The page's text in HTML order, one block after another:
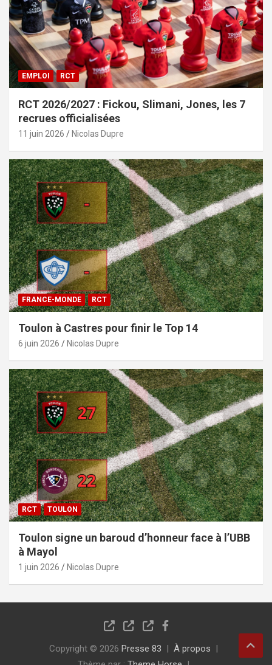
EMPLOI RCT
RCT 2026/2027 : Fickou, Slimani, Jones, les 7
recrues officialisées
11 juin 2026 Nicolas Dupre
FRANCE-MONDE RCT
Toulon à Castres pour finir le Top 14
6 juin 2026 Nicolas Dupre
RCT TOULON
Toulon signe un baroud d’honneur face à l’UBB
à Mayol
1 juin 2026 Nicolas Dupre
Copyright © 2026 Presse 83
À propos